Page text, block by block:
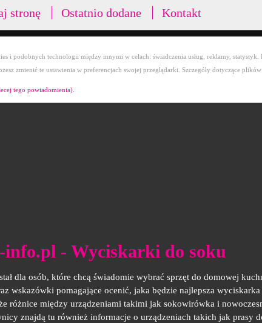
podobnych technologii między innymi w celach: świadczenia usług, reklamy,
zmienić te ustawienia w preferencjach swojej przeglądarki. Szczegóły dotyczące
tego powiadomienia).
stronę Ostatnio dodane Kontakt
- Wyciskarki do soku
dla osób, które chcą świadomie wybrać sprzęt do domowej
wskazówki pomagające ocenić, jaka będzie najlepsza
różnice między urządzeniami takimi jak sokowirówka i
znajdą tu również informacje o urządzeniach takich jak prasy